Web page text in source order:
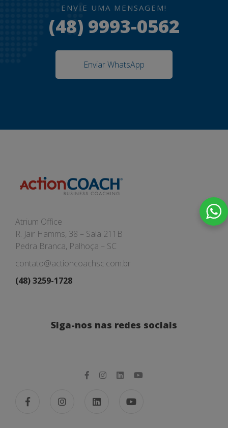
ENVIE UMA MENSAGEM!
(48) 9993-0562
Enviar WhatsApp
Atrium Office
R. Jair Hamms, 38 – Sala 211B
Pedra Branca, Palhoça – SC
contato@actioncoachsc.com.br
(48) 3259-1728
Siga-nos nas redes sociais